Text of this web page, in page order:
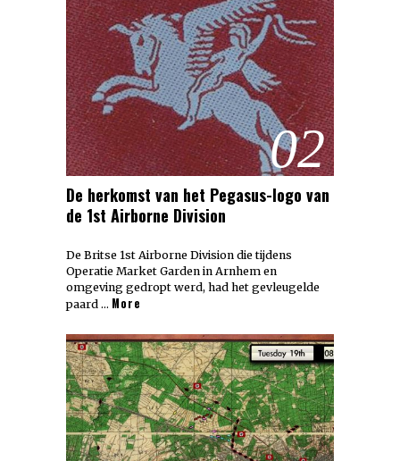
02
De herkomst van het Pegasus-logo van
de 1st Airborne Division
De Britse 1st Airborne Division die tijdens
Operatie Market Garden in Arnhem en
omgeving gedropt werd, had het gevleugelde
paard … More